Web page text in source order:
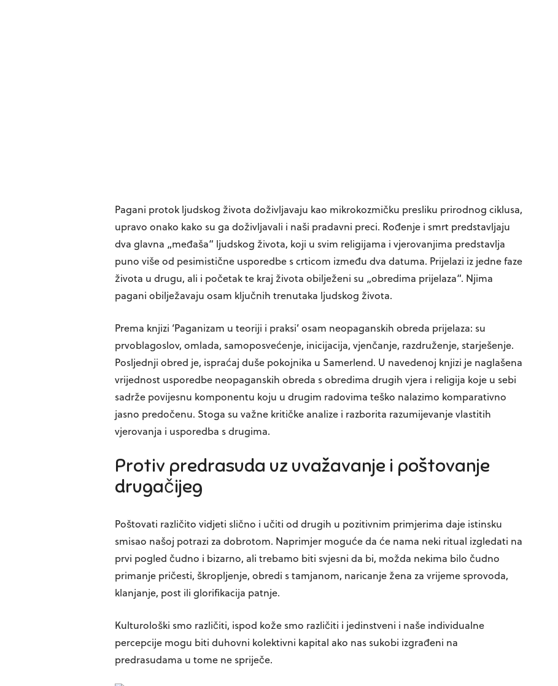
Pagani protok ljudskog života doživljavaju kao mikrokozmičku presliku prirodnog ciklusa,
upravo onako kako su ga doživljavali i naši pradavni preci. Rođenje i smrt predstavljaju
dva glavna „međaša“ ljudskog života, koji u svim religijama i vjerovanjima predstavlja
puno više od pesimistične usporedbe s crticom između dva datuma. Prijelazi iz jedne faze
života u drugu, ali i početak te kraj života obilježeni su „obredima prijelaza“. Njima
pagani obilježavaju osam ključnih trenutaka ljudskog života.
Prema knjizi ‘Paganizam u teoriji i praksi’ osam neopaganskih obreda prijelaza: su
prvoblagoslov, omlada, samoposvećenje, inicijacija, vjenčanje, razdruženje, starješenje.
Posljednji obred je, ispraćaj duše pokojnika u Samerlend. U navedenoj knjizi je naglašena
vrijednost usporedbe neopaganskih obreda s obredima drugih vjera i religija koje u sebi
sadrže povijesnu komponentu koju u drugim radovima teško nalazimo komparativno
jasno predočenu. Stoga su važne kritičke analize i razborita razumijevanje vlastitih
vjerovanja i usporedba s drugima.
Protiv predrasuda uz uvažavanje i poštovanje
drugačijeg
Poštovati različito vidjeti slično i učiti od drugih u pozitivnim primjerima daje istinsku
smisao našoj potrazi za dobrotom. Naprimjer moguće da će nama neki ritual izgledati na
prvi pogled čudno i bizarno, ali trebamo biti svjesni da bi, možda nekima bilo čudno
primanje pričesti, škropljenje, obredi s tamjanom, naricanje žena za vrijeme sprovoda,
klanjanje, post ili glorifikacija patnje.
Kulturološki smo različiti, ispod kože smo različiti i jedinstveni i naše individualne
percepcije mogu biti duhovni kolektivni kapital ako nas sukobi izgrađeni na
predrasudama u tome ne spriječe.